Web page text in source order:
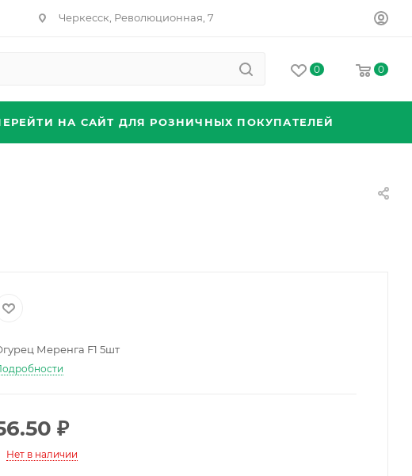
Черкесск, Революционная, 7
0 0
НА САЙТ ДЛЯ РОЗНИЧНЫХ ПОКУПАТЕЛЕЙ
Меренга F1 5шт
₽
Нет в наличии